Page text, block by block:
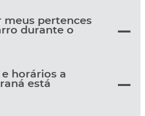
meus pertences
durante o
horários a
está